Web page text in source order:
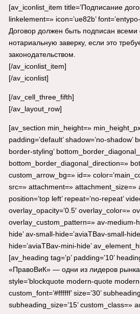
[av_iconlist_item title=’Подписание
linkelement=» icon=’ue82b’
Договор должен быть подписан
нотариальную заверку, если это
законодательством.
[/av_iconlist_item]
[/av_iconlist]
[/av_cell_three_fifth]
[/av_layout_row]
[av_section min_height=»
padding=’default’ shadow=’no-shadow’
border-styling’
bottom_border_diagonal_direction=»
custom_arrow_bg=» id=»
src=» attachment=» attachment_size=»
position=’top left’ repeat=’no-repeat’
overlay_opacity=’0.5′ overlay_color=»
overlay_custom_pattern=» av-medium-
hide’ av-small-hide=’aviaTBav-small-
hide=’aviaTBav-mini-hide’
[av_heading tag=’p’ padding=’10’
«ПравоВиК» — одни из лидеров
style=’blockquote modern-quote
custom_font=’#ffffff’ size=’30’
subheading_size=’15’ custom_class=»